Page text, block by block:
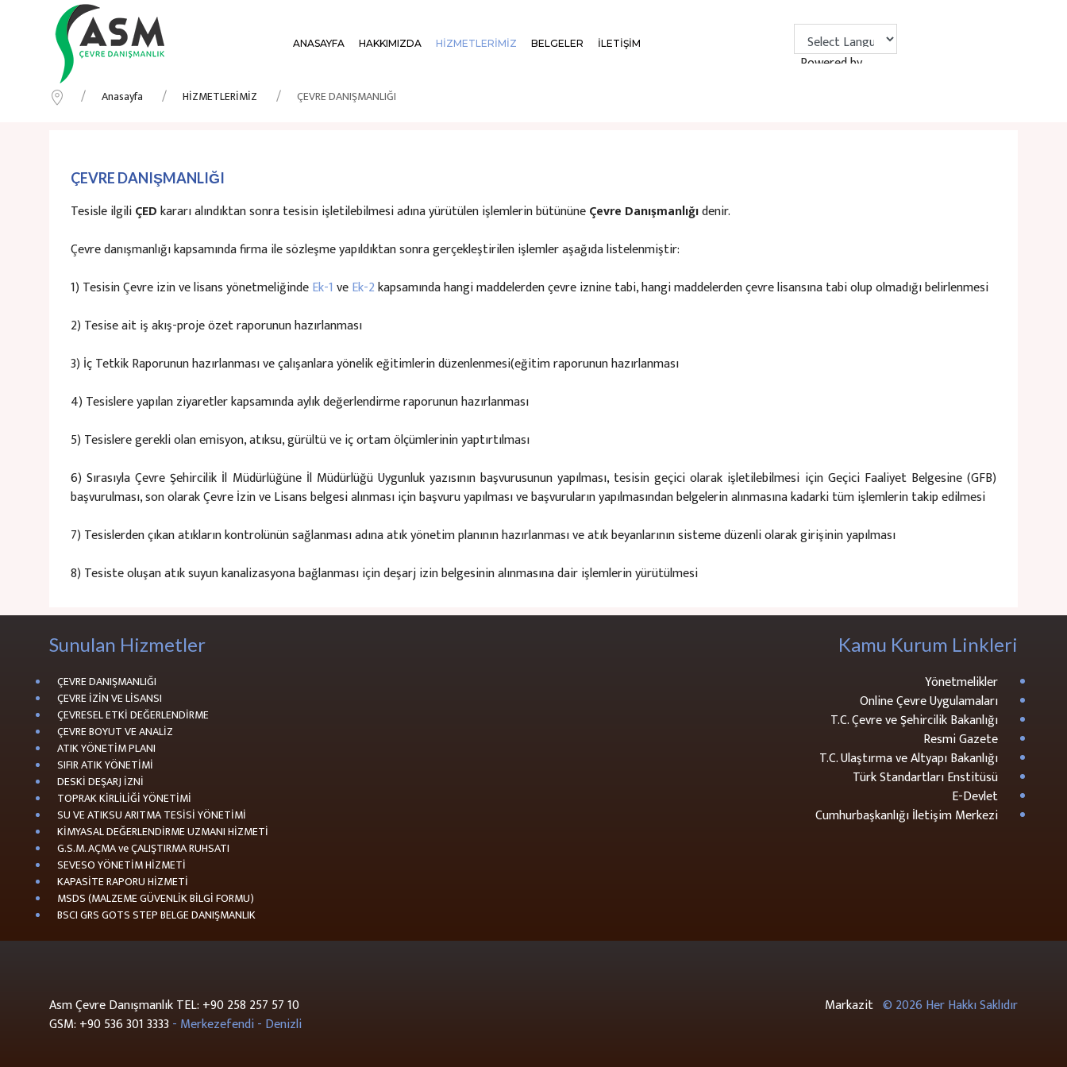
ANASAYFA HAKKIMIZDA HİZMETLERİMİZ BELGELER İLETİŞİM
Powered by
Anasayfa HİZMETLERİMİZ ÇEVRE DANIŞMANLIĞI
ÇEVRE DANIŞMANLIĞI
Tesisle ilgiliÇEDkararı alındıktan sonra tesisin işletilebilmesi adına yürütülen işlemlerin bütününeÇevre Danışmanlığıdenir.
Çevre danışmanlığı kapsamında firma ile sözleşme yapıldıktan sonra gerçekleştirilen işlemler aşağıda listelenmiştir:
1) Tesisin Çevre izin ve lisans yönetmeliğindeEk-1 veEk-2kapsamında hangi maddelerden çevre iznine tabi, hangi maddelerden çevre lisansına tabi olup olmadığı belirlenmesi​
2) Tesise ait iş akış-proje özet raporunun hazırlanması​
3) İç Tetkik Raporunun hazırlanması ve çalışanlara yönelik eğitimlerin düzenlenmesi(eğitim raporunun hazırlanması​
4) Tesislere yapılan ziyaretler kapsamında aylık değerlendirme raporunun hazırlanması​
5) Tesislere gerekli olan emisyon, atıksu, gürültü ve iç ortam ölçümlerinin yaptırtılması​
6) Sırasıyla Çevre Şehircilik İl Müdürlüğüne İl Müdürlüğü Uygunluk yazısının başvurusunun yapılması, tesisin geçici olarak işletilebilmesi için Geçici Faaliyet Belgesine (GFB)
başvurulması, son olarak Çevre İzin ve Lisans belgesi alınması için başvuru yapılması ve başvuruların yapılmasından belgelerin alınmasına kadarki tüm işlemlerin takip edilmesi​
7) Tesislerden çıkan atıkların kontrolünün sağlanması adına atık yönetim planının hazırlanması ve atık beyanlarının sisteme düzenli olarak girişinin yapılması​
8) Tesiste oluşan atık suyun kanalizasyona bağlanması için deşarj izin belgesinin alınmasına dair işlemlerin yürütülmesi
Sunulan Hizmetler
ÇEVRE DANIŞMANLIĞI
ÇEVRE İZİN VE LİSANSI
ÇEVRESEL ETKİ DEĞERLENDİRME
ÇEVRE BOYUT VE ANALİZ
ATIK YÖNETİM PLANI
SIFIR ATIK YÖNETİMİ
DESKİ DEŞARJ İZNİ
TOPRAK KİRLİLİĞİ YÖNETİMİ
SU VE ATIKSU ARITMA TESİSİ YÖNETİMİ
KİMYASAL DEĞERLENDİRME UZMANI HİZMETİ
G.S.M. AÇMA ve ÇALIŞTIRMA RUHSATI
SEVESO YÖNETİM HİZMETİ
KAPASİTE RAPORU HİZMETİ
MSDS (MALZEME GÜVENLİK BİLGİ FORMU)
BSCI GRS GOTS STEP BELGE DANIŞMANLIK
Kamu Kurum Linkleri
Yönetmelikler
Online Çevre Uygulamaları
T.C. Çevre ve Şehircilik Bakanlığı
Resmi Gazete
T.C. Ulaştırma ve Altyapı Bakanlığı
Türk Standartları Enstitüsü
E-Devlet
Cumhurbaşkanlığı İletişim Merkezi
Asm Çevre DanışmanlıkTEL: +90 258 257 57 10
GSM: +90 536 301 3333 - Merkezefendi - Denizli
© 2026 Her Hakkı Saklıdır
Markazit